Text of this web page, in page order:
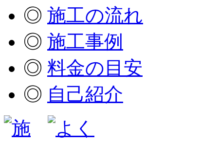
◎ 施工の流れ
◎ 施工事例
◎ 料金の目安
◎ 自己紹介